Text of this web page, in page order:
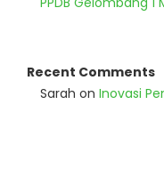
Recent Comments
Sarah on Inovasi